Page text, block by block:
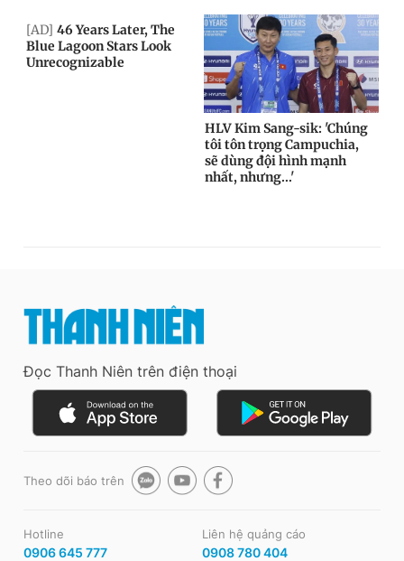
Đọc Thanh Niên trên điện thoại
Theo dõi báo trên
Hotline
0906 645 777
Liên hệ quảng cáo
0908 780 404